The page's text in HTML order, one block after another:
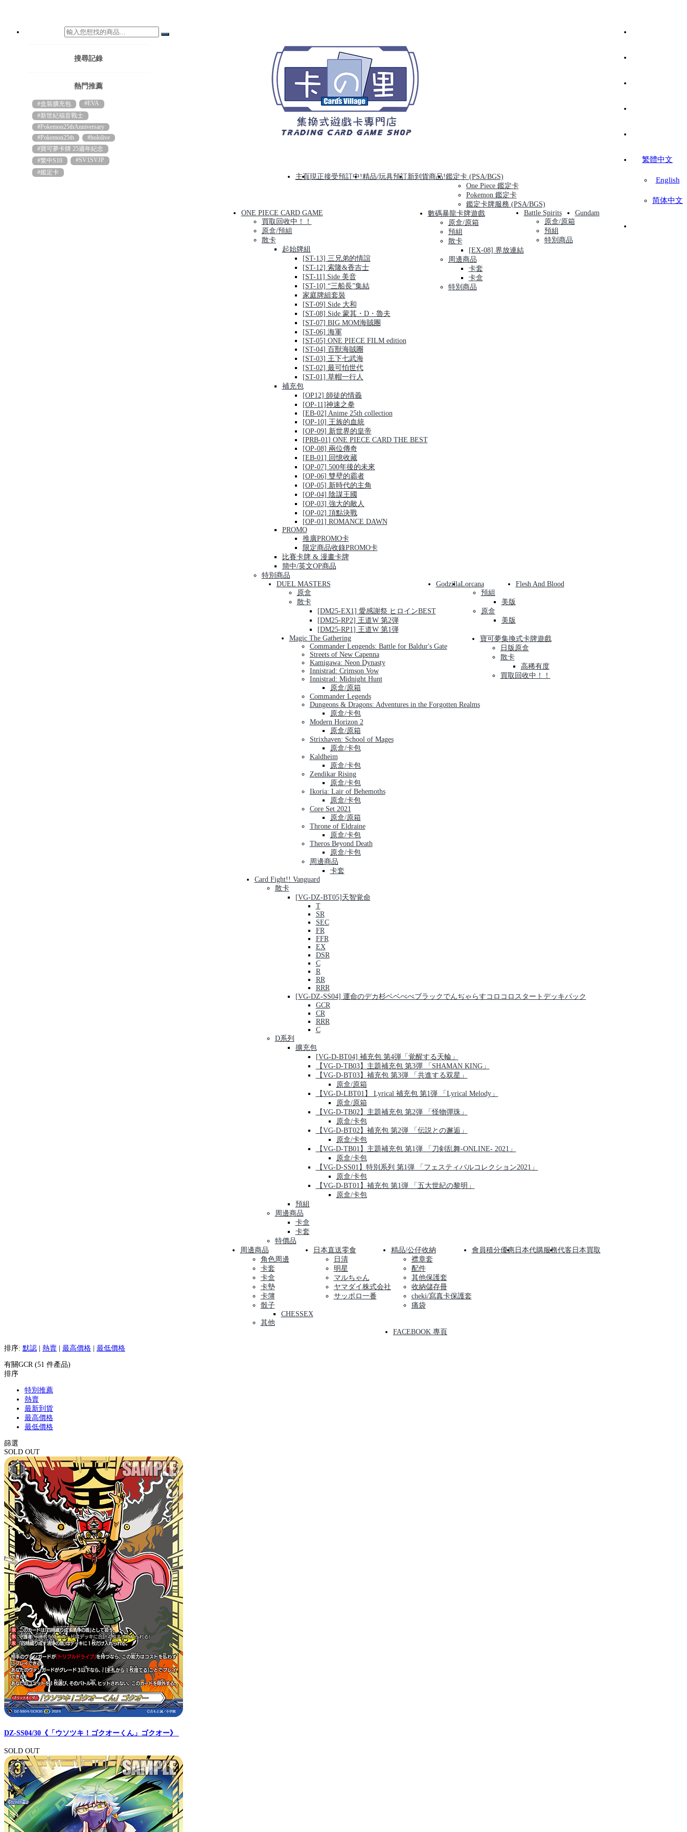
搜尋記錄
熱門推薦
#盒裝擴充包
#EVA
#新世紀福音戰士
#Pokemon25thAnniversary
#Pokemon25th
#hololive
#寶可夢卡牌 25週年紀念
#繁中S10
#SV1SVJP
#鑑定卡
繁體中文
English
简体中文
主頁現正接受預訂中!精品/玩具預訂新到貨商品!鑑定卡 (PSA/BGS)
One Piece 鑑定卡
Pokemon 鑑定卡
鑑定卡牌服務 (PSA/BGS)
ONE PIECE CARD GAME
買取回收中！！
原盒/預組
散卡
起始牌組
[ST-13] 三兄弟的情誼
[ST-12] 索隆&香吉士
[ST-11] Side 美音
[ST-10] “三船長”集結
家庭牌組套裝
[ST-09] Side 大和
[ST-08] Side 蒙其・D・魯夫
[ST-07] BIG MOM海賊團
[ST-06] 海軍
[ST-05] ONE PIECE FILM edition
[ST-04] 百獸海賊團
[ST-03] 王下七武海
[ST-02] 最可怕世代
[ST-01] 草帽一行人
補充包
[OP12] 師徒的情義
[OP-11]神速之拳
[EB-02] Anime 25th collection
[OP-10] 王族的血統
[OP-09] 新世界的皇帝
[PRB-01] ONE PIECE CARD THE BEST
[OP-08] 兩位傳奇
[EB-01] 回憶收藏
[OP-07] 500年後的未來
[OP-06] 雙壁的霸者
[OP-05] 新時代的主角
[OP-04] 陰謀王國
[OP-03] 強大的敵人
[OP-02] 頂點決戰
[OP-01] ROMANCE DAWN
PROMO
推廣PROMO卡
限定商品收錄PROMO卡
比賽卡牌 & 漫畫卡牌
簡中/英文OP商品
特別商品
數碼暴龍卡牌遊戲
原盒/原箱
預組
散卡
[EX-08] 界放連結
周邊商品
卡套
卡盒
特別商品
Battle Spirits
原盒/原箱
預組
特別商品
Gundam
DUEL MASTERS
原盒
散卡
[DM25-EX1] 愛感謝祭 ヒロインBEST
[DM25-RP2] 王道W 第2弾
[DM25-RP1] 王道W 第1弾
GodzillaLorcana
預組
美版
原盒
美版
Flesh And Blood
Magic The Gathering
Commander Lengends: Battle for Baldur's Gate
Streets of New Capenna
Kamigawa: Neon Dynasty
Innistrad: Crimson Vow
Innistrad: Midnight Hunt
原盒/原箱
Commander Legends
Dungeons & Dragons: Adventures in the Forgotten Realms
原盒/卡包
Modern Horizon 2
原盒/原箱
Strixhaven: School of Mages
原盒/卡包
Kaldheim
原盒/卡包
Zendikar Rising
原盒/卡包
Ikoria: Lair of Behemoths
原盒/卡包
Core Set 2021
原盒/原箱
Throne of Eldraine
原盒/卡包
Theros Beyond Death
原盒/卡包
周邊商品
卡套
寶可夢集換式卡牌遊戲
日版原盒
散卡
高稀有度
買取回收中！！
Card Fight!! Vanguard
散卡
[VG-DZ-BT05]天智覚命
T
SR
SEC
FR
FFR
EX
DSR
C
R
RR
RRR
[VG-DZ-SS04] 運命のデカ杉ベベべべブラックでんぢゃらすコロコロスタートデッキパック
GCR
CR
RRR
C
D系列
擴充包
[VG-D-BT04] 補充包 第4弾「覚醒する天輪」
【VG-D-TB03】主題補充包 第3彈 「SHAMAN KING」
【VG-D-BT03】補充包 第3弾 「共進する双星」
原盒/原箱
【VG-D-LBT01】 Lyrical 補充包 第1弾 「Lyrical Melody」
原盒/原箱
【VG-D-TB02】主題補充包 第2弾 「怪物彈珠」
原盒/卡包
【VG-D-BT02】補充包 第2弾 「伝説との邂逅」
原盒/卡包
【VG-D-TB01】主題補充包 第1弾 「刀剣乱舞-ONLINE- 2021」
原盒/卡包
【VG-D-SS01】特別系列 第1弾 「フェスティバルコレクション2021」
原盒/卡包
【VG-D-BT01】補充包 第1弾 「五大世紀の黎明」
原盒/卡包
預組
周邊商品
卡盒
卡套
特價品
周邊商品
角色周邊
卡套
卡盒
卡墊
卡簿
骰子
CHESSEX
其他
日本直送零食
日清
明星
マルちゃん
ヤマダイ株式会社
サッポロ一番
精品/公仔收納
襟章套
配件
其他保護套
收納儲存冊
cheki/寫真卡保護套
痛袋
會員積分優惠日本代購服務代客日本買取
FACEBOOK 專頁
排序: 默認 熱賣 最高價格 最低價格
有關GCR (51 件產品)
排序
特別推薦
熱賣
最新到貨
最高價格
最低價格
篩選
SOLD OUT
DZ-SS04/30《「ウソツキ！ゴクオーくん」ゴクオー》
SOLD OUT